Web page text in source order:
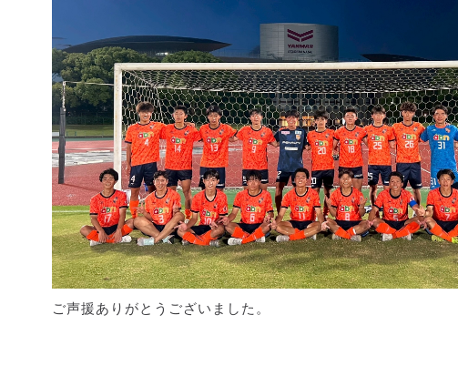
ご声援ありがとうございました。